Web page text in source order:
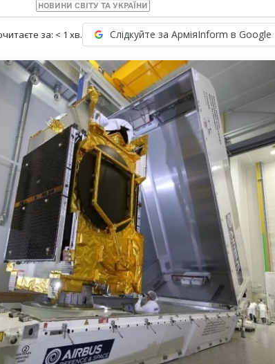
НОВИНИ СВІТУ ТА УКРАЇНИ
за: < 1 хв. Слідкуйте за АрміяInform в Google